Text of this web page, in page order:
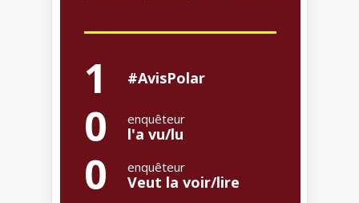
1 #AvisPolar
0 enquêteur
l'a vu/lu
0 enquêteur
Veut la voir/lire